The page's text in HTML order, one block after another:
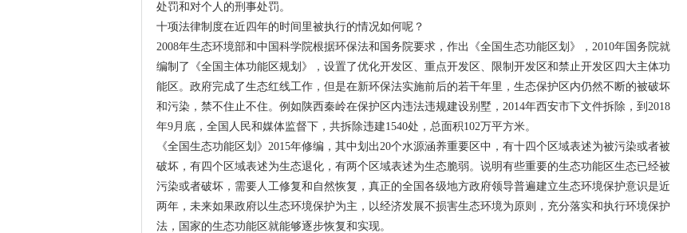
处罚和对个人的刑事处罚。
十项法律制度在近四年的时间里被执行的情况如何呢？
2008年生态环境部和中国科学院根据环保法和国务院要求，作出《全国生态功能区划》，2010年国务院就
编制了《全国主体功能区规划》，设置了优化开发区、重点开发区、限制开发区和禁止开发区四大主体功
能区。政府完成了生态红线工作，但是在新环保法实施前后的若干年里，生态保护区内仍然不断的被破坏
和污染，禁不住止不住。例如陕西秦岭在保护区内违法违规建设别墅，2014年西安市下文件拆除，到2018
年9月底，全国人民和媒体监督下，共拆除违建1540处，总面积102万平方米。
《全国生态功能区划》2015年修编，其中划出20个水源涵养重要区中，有十四个区域表述为被污染或者被
破坏，有四个区域表述为生态退化，有两个区域表述为生态脆弱。说明有些重要的生态功能区生态已经被
污染或者破坏，需要人工修复和自然恢复，真正的全国各级地方政府领导普遍建立生态环境保护意识是近
两年，未来如果政府以生态环境保护为主，以经济发展不损害生态环境为原则，充分落实和执行环境保护
法，国家的生态功能区就能够逐步恢复和实现。